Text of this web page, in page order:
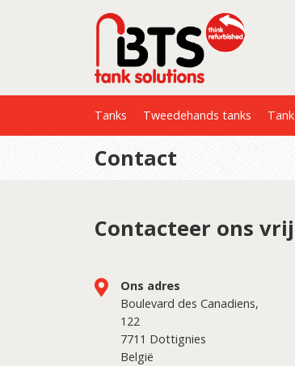
Tanks Tweedehands tanks
Contact
Contacteer ons
Ons adres
Boulevard des Canadiens,
122
7711 Dottignies
België